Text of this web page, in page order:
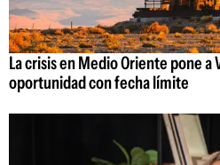
La crisis en Medio Oriente pone a
oportunidad con fecha límite